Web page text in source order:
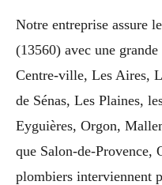
Notre entreprise assure
(13560) avec une
Centre-ville, Les Aires,
de Sénas, Les Plaines,
Eyguières, Orgon,
que Salon-de-Provence,
plombiers interviennent